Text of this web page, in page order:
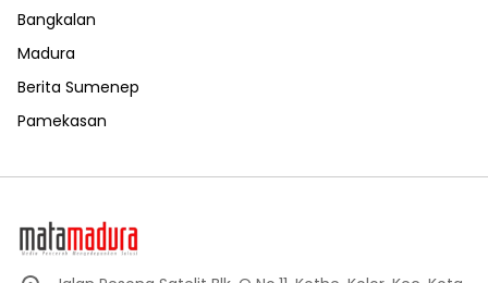
Bangkalan
Madura
Berita Sumenep
Pamekasan